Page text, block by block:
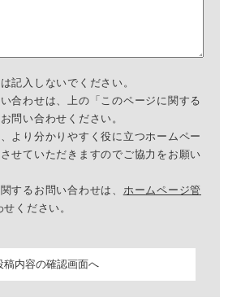
記入しないでください。
合わせは、上の「このページに関する
問い合わせください。
より分かりやすく役に立つホームペー
せていただきますのでご協力をお願い
するお問い合わせは、 ホームページ管
ください。